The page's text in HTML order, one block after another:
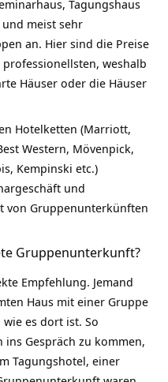
Tagungshaus
meist sehr
an. Hier sind die Preise
weshalb
Häuser oder die Häuser
Hotelketten (Marriott,
Western, Mövenpick,
Kempinski etc.)
und
von Gruppenunterkünften
Gruppenunterkunft?
Empfehlung. Jemand
Haus mit einer Gruppe
es dort ist. So
Gespräch zu kommen,
Tagungshotel, einer